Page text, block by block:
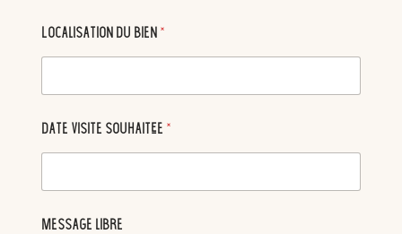
Localisation du bien *
Date visite souhaitée *
Message libre